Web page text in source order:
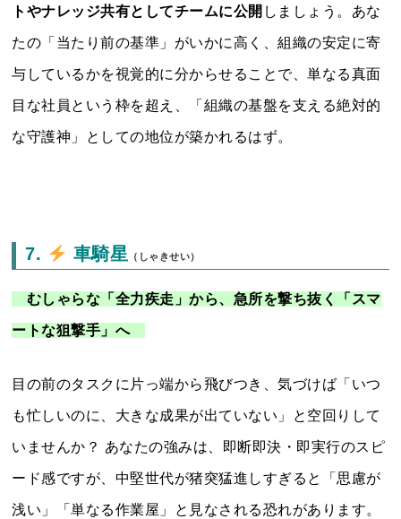
トやナレッジ共有としてチームに公開 しましょう。あな
たの「当たり前の基準」がいかに高く、組織の安定に寄
与しているかを視覚的に分からせることで、単なる真面
目な社員という枠を超え、「組織の基盤を支える絶対的
な守護神」としての地位が築かれるはず。
7. 車騎星 （しゃきせい）
むしゃらな「全力疾走」から、急所を撃ち抜く「スマ
ートな狙撃手」へ
目の前のタスクに片っ端から飛びつき、気づけば「いつ
も忙しいのに、大きな成果が出ていない」と空回りして
いませんか？ あなたの強みは、即断即決・即実行のスピ
ード感ですが、中堅世代が猪突猛進しすぎると「思慮が
浅い」「単なる作業屋」と見なされる恐れがあります。